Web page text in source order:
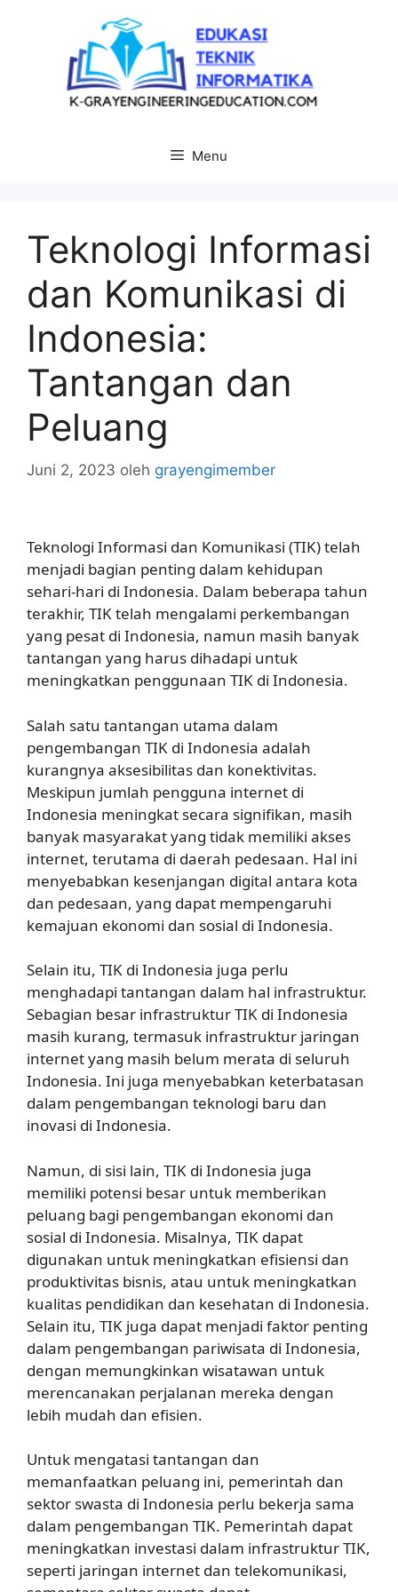
Menu
Teknologi Informasi
dan Komunikasi di
Indonesia:
Tantangan dan
Peluang
Juni 2, 2023 oleh grayengimember
Teknologi Informasi dan Komunikasi (TIK) telah
menjadi bagian penting dalam kehidupan
sehari-hari di Indonesia. Dalam beberapa tahun
terakhir, TIK telah mengalami perkembangan
yang pesat di Indonesia, namun masih banyak
tantangan yang harus dihadapi untuk
meningkatkan penggunaan TIK di Indonesia.
Salah satu tantangan utama dalam
pengembangan TIK di Indonesia adalah
kurangnya aksesibilitas dan konektivitas.
Meskipun jumlah pengguna internet di
Indonesia meningkat secara signifikan, masih
banyak masyarakat yang tidak memiliki akses
internet, terutama di daerah pedesaan. Hal ini
menyebabkan kesenjangan digital antara kota
dan pedesaan, yang dapat mempengaruhi
kemajuan ekonomi dan sosial di Indonesia.
Selain itu, TIK di Indonesia juga perlu
menghadapi tantangan dalam hal infrastruktur.
Sebagian besar infrastruktur TIK di Indonesia
masih kurang, termasuk infrastruktur jaringan
internet yang masih belum merata di seluruh
Indonesia. Ini juga menyebabkan keterbatasan
dalam pengembangan teknologi baru dan
inovasi di Indonesia.
Namun, di sisi lain, TIK di Indonesia juga
memiliki potensi besar untuk memberikan
peluang bagi pengembangan ekonomi dan
sosial di Indonesia. Misalnya, TIK dapat
digunakan untuk meningkatkan efisiensi dan
produktivitas bisnis, atau untuk meningkatkan
kualitas pendidikan dan kesehatan di Indonesia.
Selain itu, TIK juga dapat menjadi faktor penting
dalam pengembangan pariwisata di Indonesia,
dengan memungkinkan wisatawan untuk
merencanakan perjalanan mereka dengan
lebih mudah dan efisien.
Untuk mengatasi tantangan dan
memanfaatkan peluang ini, pemerintah dan
sektor swasta di Indonesia perlu bekerja sama
dalam pengembangan TIK. Pemerintah dapat
meningkatkan investasi dalam infrastruktur TIK,
seperti jaringan internet dan telekomunikasi,